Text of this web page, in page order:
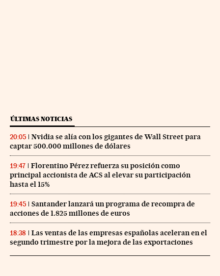
ÚLTIMAS NOTICIAS
20:05
Nvidia se alía con los gigantes de Wall Street para
captar 500.000 millones de dólares
19:47
Florentino Pérez refuerza su posición como
principal accionista de ACS al elevar su participación
hasta el 15%
19:45
Santander lanzará un programa de recompra de
acciones de 1.825 millones de euros
18:38
Las ventas de las empresas españolas aceleran en el
segundo trimestre por la mejora de las exportaciones